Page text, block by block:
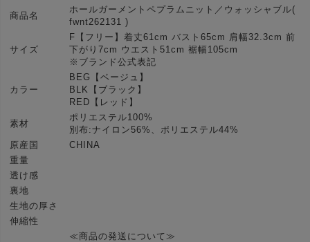
商品名
ホールガーメントペプラムニット／ウォッシャブル(
fwnt262131 )
サイズ
F【フリー】着丈61cm バスト65cm 肩幅32.3cm 前
下がり7cm ウエスト51cm 裾幅105cm
※ブランド公式表記
カラー
BEG【ベージュ】
BLK【ブラック】
RED【レッド】
素材
ポリエステル100%
別布:ナイロン56%、ポリエステル44%
原産国
CHINA
重量
透け感
裏地
生地の厚さ
伸縮性
≪商品の発送について≫